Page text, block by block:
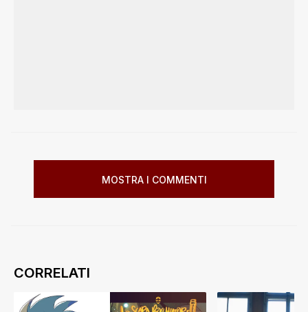
MOSTRA I COMMENTI